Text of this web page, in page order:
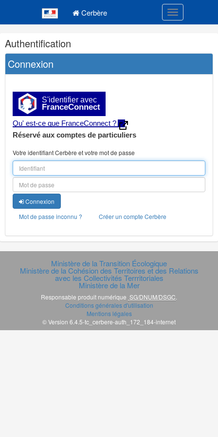
Cerbère Toggle
Navigation
et
outils
annexes
Authentification
Connexion
S'identifier avec
FranceConnect
Qu' est-ce que FranceConnect ?
Réservé aux comptes de particuliers
Votre identifiant Cerbère et votre mot de passe
Connexion
Mot de passe inconnu ?
Créer un compte Cerbère
Ministère de la Transition Écologique
Ministère de la Cohésion des Territoires et des Relations
avec les Collectivités Terrritoriales
Ministère de la Mer
Responsable produit numérique SG/DNUM/DSGC.
Conditions générales d'utilisation
Mentions légales
© Version 6.4.5-tc_cerbere-auth_172_184-internet